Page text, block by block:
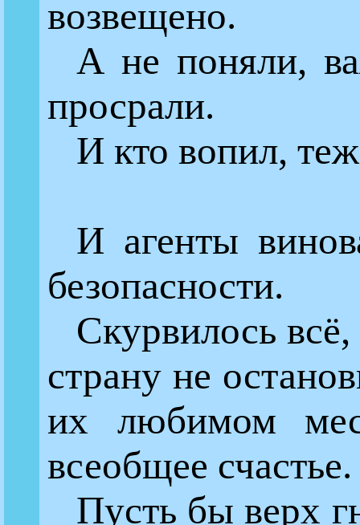
возвещено.
А не поняли,
просрали.
И кто вопил,
И агенты
безопасности.
Скурвилось
страну не
их любимом
всеобщее счастье.
Пусть бы верх